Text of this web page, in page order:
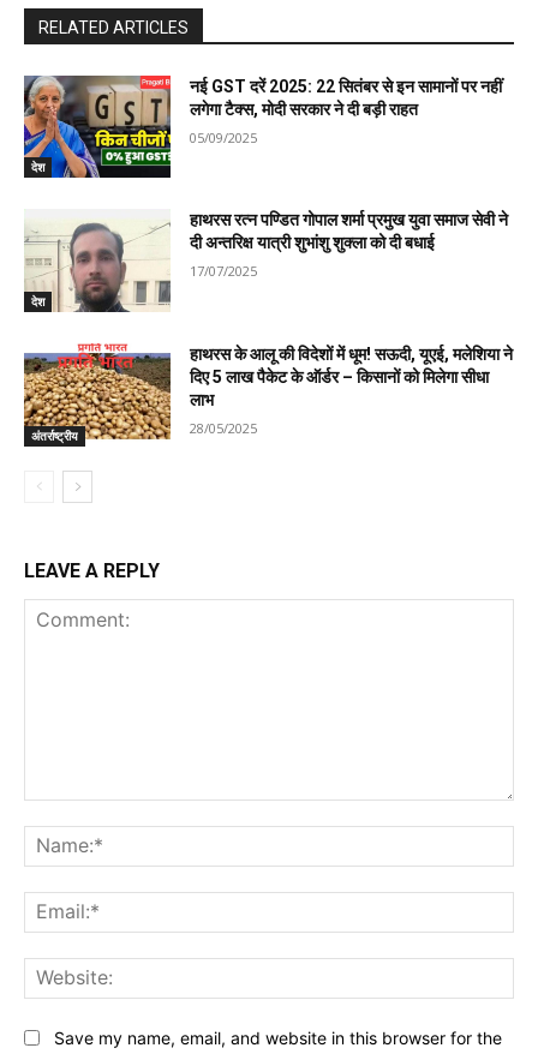
RELATED ARTICLES
देश
नई GST दरें 2025: 22 सितंबर से इन सामानों पर नहीं
लगेगा टैक्स, मोदी सरकार ने दी बड़ी राहत
05/09/2025
देश
हाथरस रत्न पण्डित गोपाल शर्मा प्रमुख युवा समाज सेवी ने
दी अन्तरिक्ष यात्री शुभांशु शुक्ला को दी बधाई
17/07/2025
अंतर्राष्ट्रीय
हाथरस के आलू की विदेशों में धूम! सऊदी, यूएई, मलेशिया ने
दिए 5 लाख पैकेट के ऑर्डर – किसानों को मिलेगा सीधा
लाभ
28/05/2025
LEAVE A REPLY
Save my name, email, and website in this browser for the